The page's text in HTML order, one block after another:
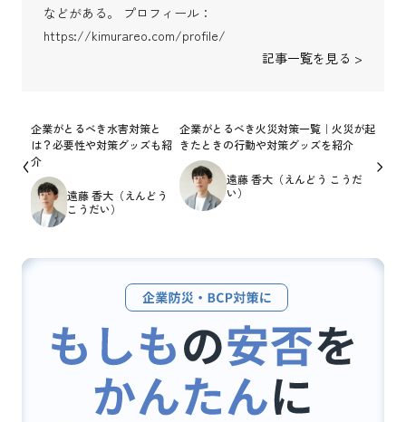
などがある。 プロフィール：
https://kimurareo.com/profile/
記事一覧を見る >
企業がとるべき水害対策と
は？必要性や対策グッズも紹
介
遠藤 香大（えんどう
こうだい）
企業がとるべき火災対策一覧｜火災が起
きたときの行動や対策グッズを紹介
遠藤 香大（えんどう こうだ
い）